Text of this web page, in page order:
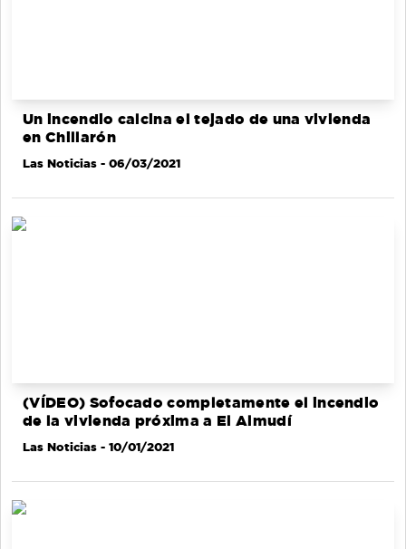
Un incendio calcina el tejado de una vivienda
en Chillarón
Las Noticias - 06/03/2021
(VÍDEO) Sofocado completamente el incendio
de la vivienda próxima a El Almudí
Las Noticias - 10/01/2021